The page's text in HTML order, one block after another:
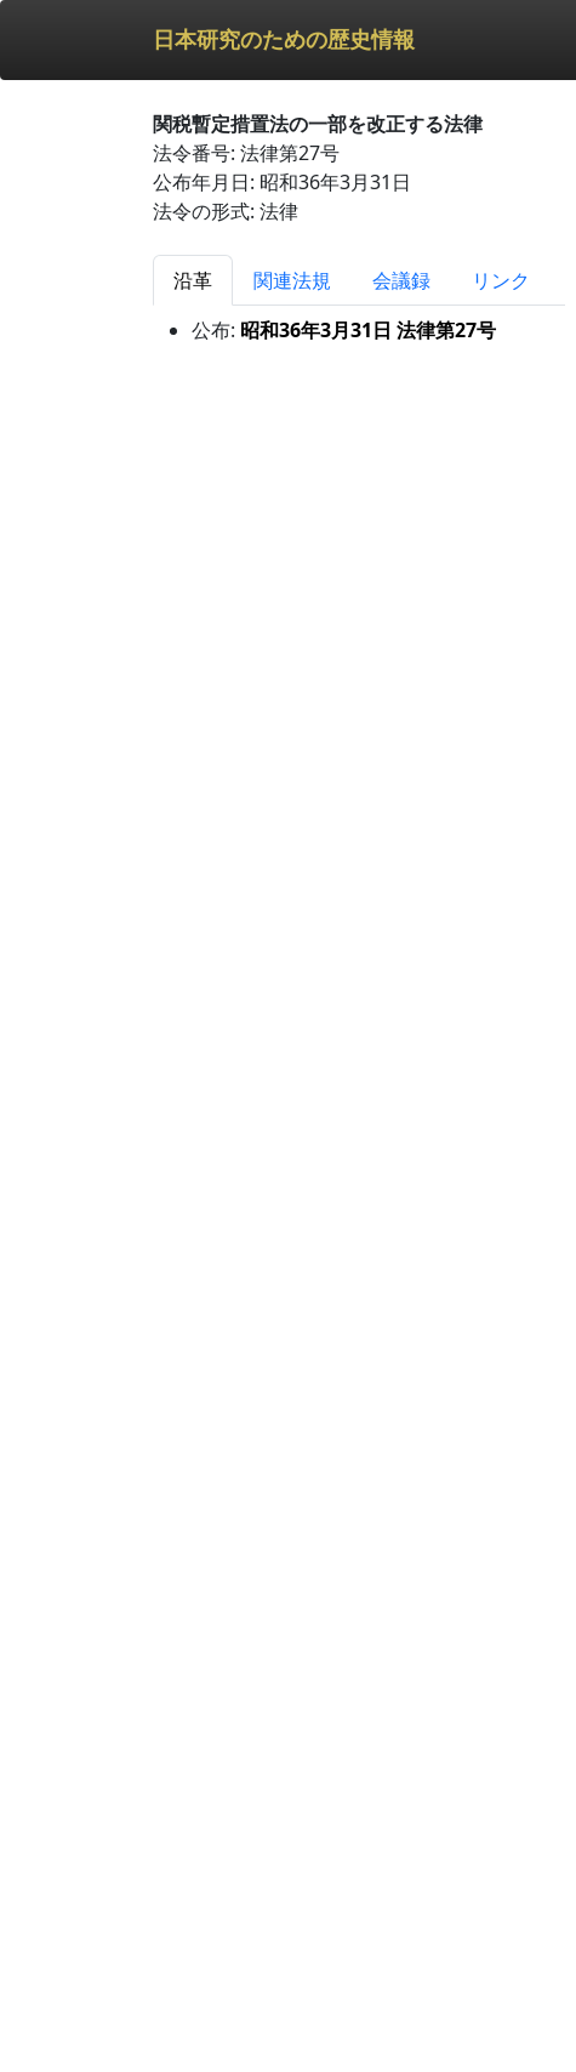
日本研究のための歴史情報
関税暫定措置法の一部を改正する法律
法令番号: 法律第27号
公布年月日: 昭和36年3月31日
法令の形式: 法律
沿革 関連法規 会議録
リンク
公布: 昭和36年3月31日 法律第27号